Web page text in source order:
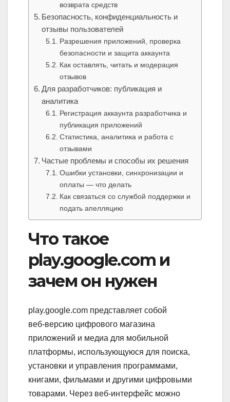
возврата средств
Безопасность, конфиденциальность и
отзывы пользователей
Разрешения приложений, проверка
безопасности и защита аккаунта
Как оставлять, читать и модерация
отзывов
Для разработчиков: публикация и
аналитика
Регистрация аккаунта разработчика и
публикация приложений
Статистика, аналитика и работа с
отзывами
Частые проблемы и способы их решения
Ошибки установки, синхронизации и
оплаты — что делать
Как связаться со службой поддержки и
подать апелляцию
Что такое
play.google.com и
зачем он нужен
play.google.com представляет собой
веб‑версию цифрового магазина
приложений и медиа для мобильной
платформы, использующуюся для поиска,
установки и управления программами,
книгами, фильмами и другими цифровыми
товарами. Через веб‑интерфейс можно